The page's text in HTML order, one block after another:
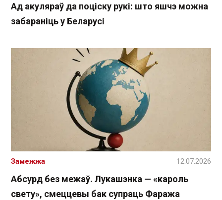
Ад акуляраў да поціску рукі: што яшчэ можна
забараніць у Беларусі
Абсурд без межаў. Лукашэнка — «кароль
свету», смеццевы бак супраць Фаража
Замежжа 12.07.2026